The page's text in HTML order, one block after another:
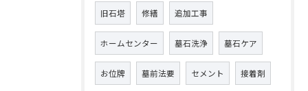
旧石塔 修繕 追加工事
ホームセンター 墓石洗浄 墓石ケア
お位牌 墓前法要 セメント 接着剤